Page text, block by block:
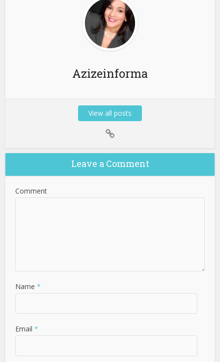
Azizeinforma
View all posts
Leave a Comment
Comment
Name *
Email *